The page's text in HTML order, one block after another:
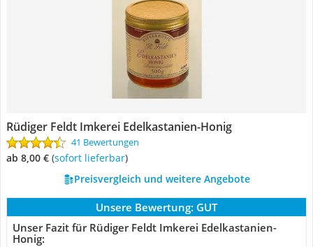
Rüdiger Feldt Imkerei Edelkastanien-Honig
41 Bewertungen
ab 8,00 € ( Sofort lieferbar)
Preisvergleich und weitere Angebote
Unsere Bewertung: GUT
Unser Fazit für Rüdiger Feldt Imkerei Edelkastanien-
Honig: